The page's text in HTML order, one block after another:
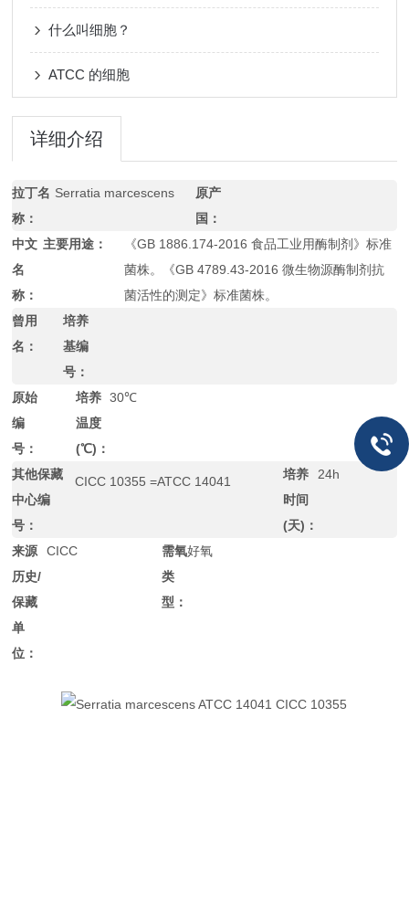
什么叫细胞？
ATCC 的细胞
详细介绍
拉丁名
称：
Serratia marcescens
原产
国：
中文
名
称：
主要用途：
《GB 1886.174-2016 食品工业用酶制剂》标准
菌株。《GB 4789.43-2016 微生物源酶制剂抗
菌活性的测定》标准菌株。
曾用
名：
培养
基编
号：
原始
编
号：
培养
温度
(℃)：
30℃
其他保藏
中心编
号：
CICC 10355 =ATCC 14041
培养
时间
(天)：
24h
来源
历史/
保藏
单
位：
CICC
需氧
类
型：
好氧